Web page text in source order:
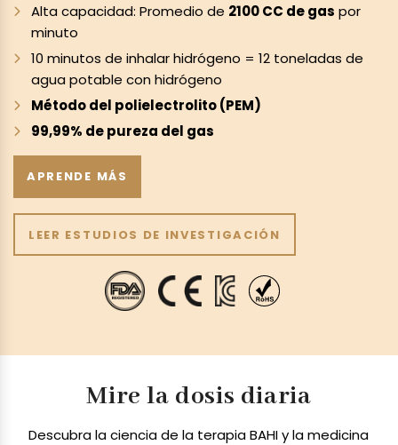
Alta capacidad: Promedio de 2100 CC de gas por
minuto
10 minutos de inhalar hidrógeno = 12 toneladas de
agua potable con hidrógeno
Método del polielectrolito (PEM)
99,99% de pureza del gas
APRENDE MÁS
LEER ESTUDIOS DE INVESTIGACIÓN
Mire la dosis diaria
Descubra la ciencia de la terapia BAHI y la medicina